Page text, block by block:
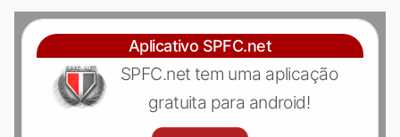
Aplicativo SPFC.net
SPFC.net tem uma aplicação
gratuita para android!